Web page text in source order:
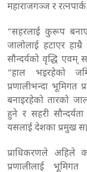
महाराजगञ्ज र
“सहरलाई कुरूप
जालोलाई हटाएर
सौन्दर्यको वृद्धि
“हाल भइरहेको
प्रणालीभन्दा भूमिगत
बनाइरहेको तारको
हुने र सहरी
यसलाई देशका प्रमुख
प्राधिकरणले अहिले
प्रणालीलाई